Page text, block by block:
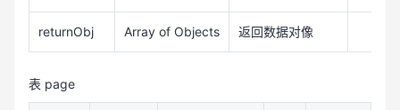
returnObj Array of Objects 返回数据对像
表 page